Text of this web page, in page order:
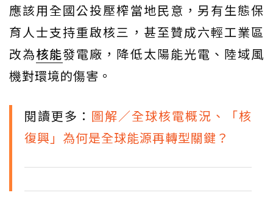
應該用全國公投壓榨當地民意，另有生態保
育人士支持重啟核三，甚至贊成六輕工業區
改為核能發電廠，降低太陽能光電、陸域風
機對環境的傷害。
閱讀更多： 圖解／全球核電概況、「核
復興」為何是全球能源再轉型關鍵？